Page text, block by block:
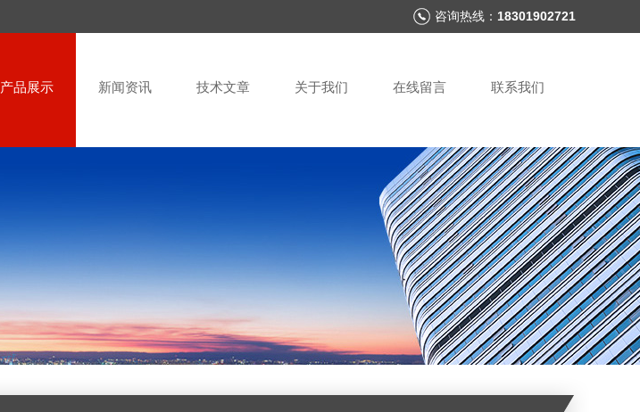
咨询热线： 18301902721
产品展示 新闻资讯 技术文章 关于我们 在线留言 联系我们